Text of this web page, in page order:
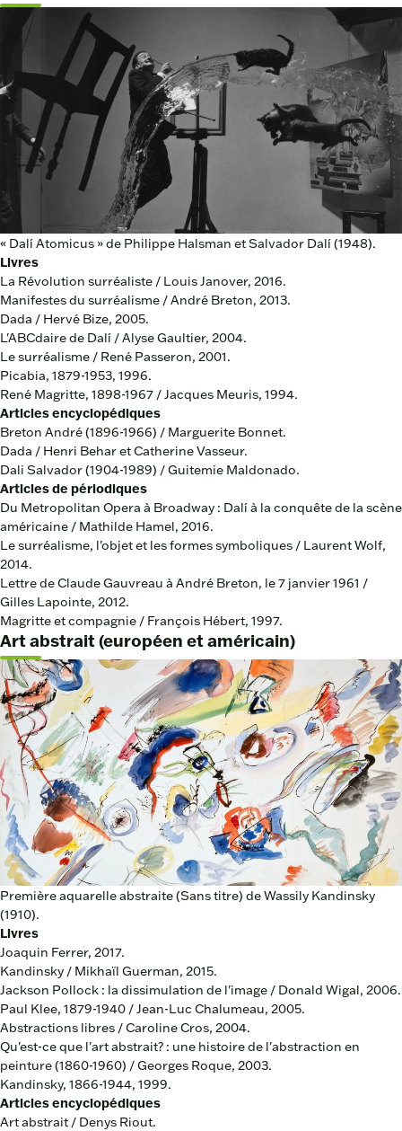
« Dalí Atomicus » de Philippe Halsman et Salvador Dalí (1948).
Livres
La Révolution surréaliste / Louis Janover, 2016.
Manifestes du surréalisme / André Breton, 2013.
Dada / Hervé Bize, 2005.
L'ABCdaire de Dalí / Alyse Gaultier, 2004.
Le surréalisme / René Passeron, 2001.
Picabia, 1879-1953, 1996.
René Magritte, 1898-1967 / Jacques Meuris, 1994.
Articles encyclopédiques
Breton André (1896-1966) / Marguerite Bonnet.
Dada / Henri Behar et Catherine Vasseur.
Dali Salvador (1904-1989) / Guitemie Maldonado.
Articles de périodiques
Du Metropolitan Opera à Broadway : Dalí à la conquête de la scène
américaine / Mathilde Hamel, 2016.
Le surréalisme, l'objet et les formes symboliques / Laurent Wolf,
2014.
Lettre de Claude Gauvreau à André Breton, le 7 janvier 1961 /
Gilles Lapointe, 2012.
Magritte et compagnie / François Hébert, 1997.
Art abstrait (européen et américain)
Première aquarelle abstraite (Sans titre) de Wassily Kandinsky
(1910).
Livres
Joaquin Ferrer, 2017.
Kandinsky / Mikhaïl Guerman, 2015.
Jackson Pollock : la dissimulation de l'image / Donald Wigal, 2006.
Paul Klee, 1879-1940 / Jean-Luc Chalumeau, 2005.
Abstractions libres / Caroline Cros, 2004.
Qu'est-ce que l'art abstrait? : une histoire de l'abstraction en
peinture (1860-1960) / Georges Roque, 2003.
Kandinsky, 1866-1944, 1999.
Articles encyclopédiques
Art abstrait / Denys Riout.